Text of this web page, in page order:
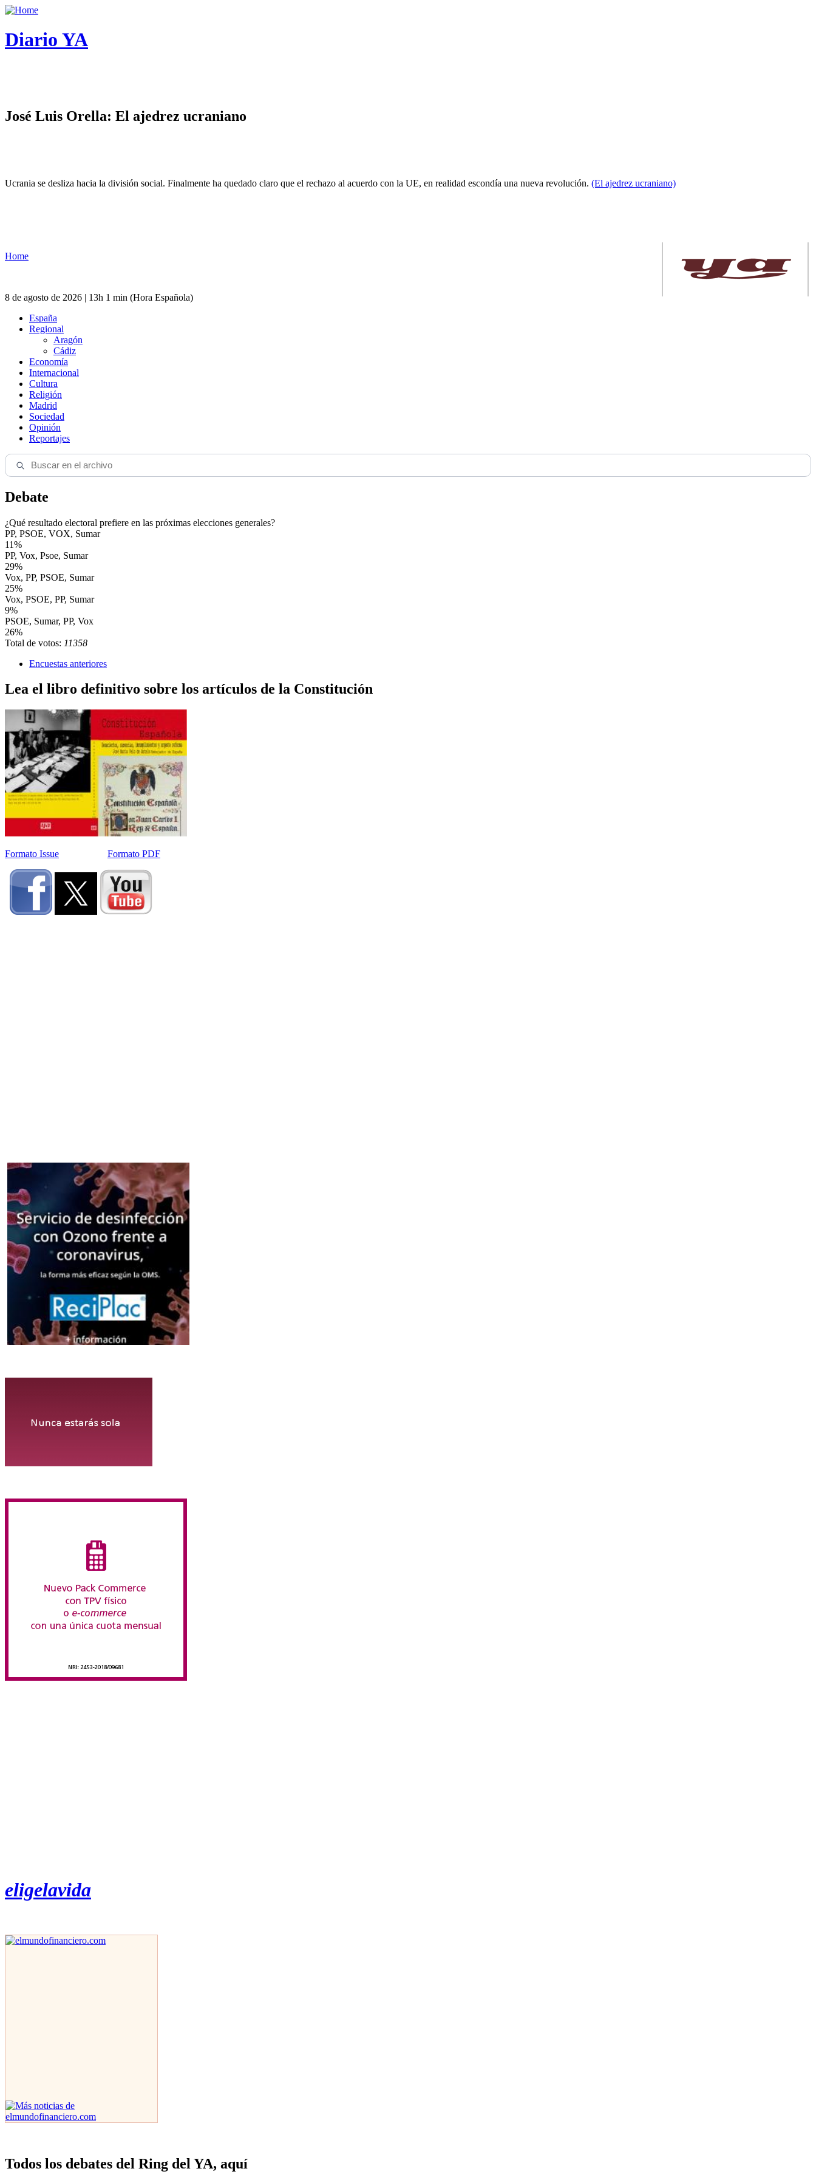
Diario YA
José Luis Orella: El ajedrez ucraniano
Ucrania se desliza hacia la división social. Finalmente ha quedado claro que el rechazo al acuerdo con la UE, en realidad escondía una nueva revolución. (El ajedrez ucraniano)
Home
8 de agosto de 2026 | 13h 1 min (Hora Española)
España
Regional
Aragón
Cádiz
Economía
Internacional
Cultura
Religión
Madrid
Sociedad
Opinión
Reportajes
Debate
¿Qué resultado electoral prefiere en las próximas elecciones generales?
PP, PSOE, VOX, Sumar
11%
PP, Vox, Psoe, Sumar
29%
Vox, PP, PSOE, Sumar
25%
Vox, PSOE, PP, Sumar
9%
PSOE, Sumar, PP, Vox
26%
Total de votos: 11358
Encuestas anteriores
Lea el libro definitivo sobre los artículos de la Constitución
Formato Issue Formato PDF
eligelavida
Todos los debates del Ring del YA, aquí